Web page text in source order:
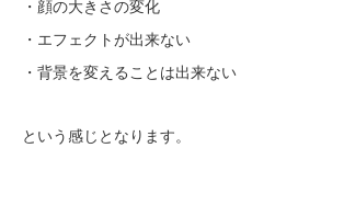
・顔の大きさの変化
・エフェクトが出来ない
・背景を変えることは出来ない
という感じとなります。